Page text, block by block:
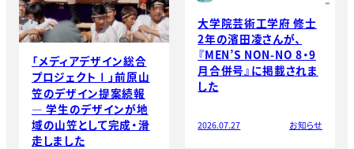
「メディアデザイン総合
プロジェクトⅠ」前原山
笠のデザイン提案続報
― 学生のデザインが地
域の山笠として完成・滑
走しました
大学院芸術工学府 修士
2年の濱田凌さんが、
『MEN’S NON-NO 8・9
月合併号』に掲載されま
した
2026.07.27 お知らせ